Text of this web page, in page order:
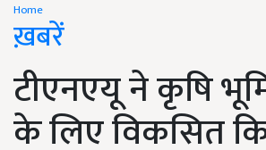
Home
ख़बरें
टीएनएयू ने कृषि
के लिए विकसित